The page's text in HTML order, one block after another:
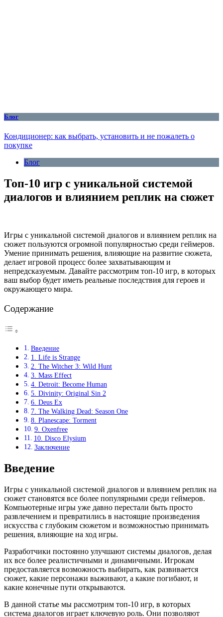
Блог
Кондиционер: как выбрать, установить и не пожалеть о
покупке
Блог
Топ-10 игр с уникальной системой
диалогов и влиянием реплик на сюжет
Игры с уникальной системой диалогов и влиянием реплик на
сюжет пользуются огромной популярностью среди геймеров.
Умение принимать решения, влияющие на развитие сюжета,
делает игровой процесс более захватывающим и
непредсказуемым. Давайте рассмотрим топ-10 игр, в которых
ваш выбор будет иметь реальные последствия для героев и
окружающего мира.
Содержание
Введение
1. Life is Strange
2. The Witcher 3: Wild Hunt
3. Mass Effect
4. Detroit: Become Human
5. Divinity: Original Sin 2
6. Deus Ex
7. The Walking Dead: Season One
8. Planescape: Torment
9. Oxenfree
10. Disco Elysium
Заключение
Введение
Игры с уникальной системой диалогов и влиянием реплик на
сюжет становятся все более популярными среди геймеров.
Компьютерные игры уже давно перестали быть просто
развлечением и превратились в настоящие произведения
искусства с глубоким сюжетом и возможностью принимать
решения, влияющие на ход игры.
Разработчики постоянно улучшают системы диалогов, делая
их все более реалистичными и динамичными. Игрокам
предоставляется возможность выбирать, как развивается
сюжет, какие персонажи выживают, а какие погибают, и
какие конечные пути открываются.
В данной статье мы рассмотрим топ-10 игр, в которых
система диалогов играет ключевую роль. Они позволяют